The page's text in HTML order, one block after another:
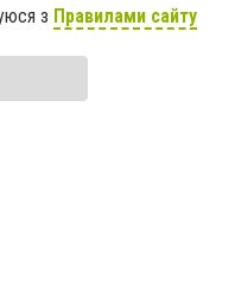
з Правилами сайту